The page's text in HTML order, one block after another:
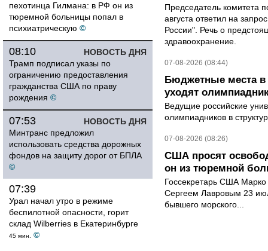
пехотинца Гилмана: в РФ он из
тюремной больницы попал в
психиатрическую ©
НОВОСТЬ ДНЯ
08:10
Трамп подписал указы по
ограничению предоставления
гражданства США по праву
рождения ©
НОВОСТЬ ДНЯ
07:53
Минтранс предложил
использовать средства дорожных
фондов на защиту дорог от БПЛА
©
07:39
Урал начал утро в режиме
беспилотной опасности, горит
склад Wilberries в Екатеринбурге
45 мин. ©
Председатель комитета
августа ответил на
России". Речь о
здравоохранение.
07-08-2026 (08:44)
Бюджетные места в
уходят
Ведущие российские
олимпиадников в
07-08-2026 (08:26)
США просят
он из тюремной
Госсекретарь США
Сергеем Лавровым 23
бывшего морского...